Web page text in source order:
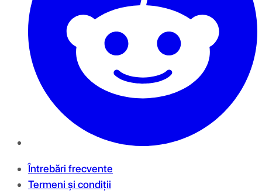
Întrebări frecvente
Termeni și condiții